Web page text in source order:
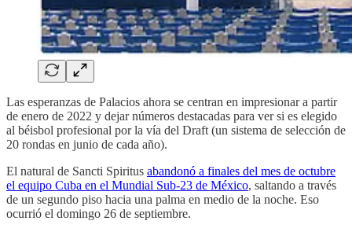
Las esperanzas de Palacios ahora se centran en impresionar a partir
de enero de 2022 y dejar números destacadas para ver si es elegido
al béisbol profesional por la vía del Draft (un sistema de selección de
20 rondas en junio de cada año).
El natural de Sancti Spiritus abandonó a finales del mes de octubre
el equipo Cuba en el Mundial Sub-23 de México, saltando a través
de un segundo piso hacia una palma en medio de la noche. Eso
ocurrió el domingo 26 de septiembre.